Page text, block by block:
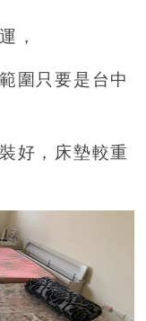
，
圍只要是台中
好，床墊較重